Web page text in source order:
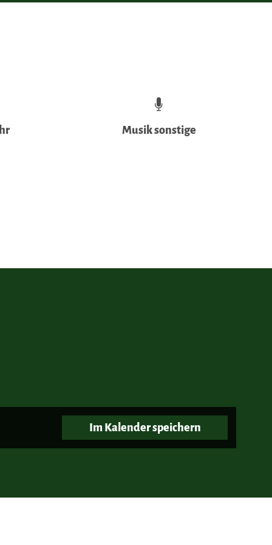
Musik sonstige
Im Kalender speichern